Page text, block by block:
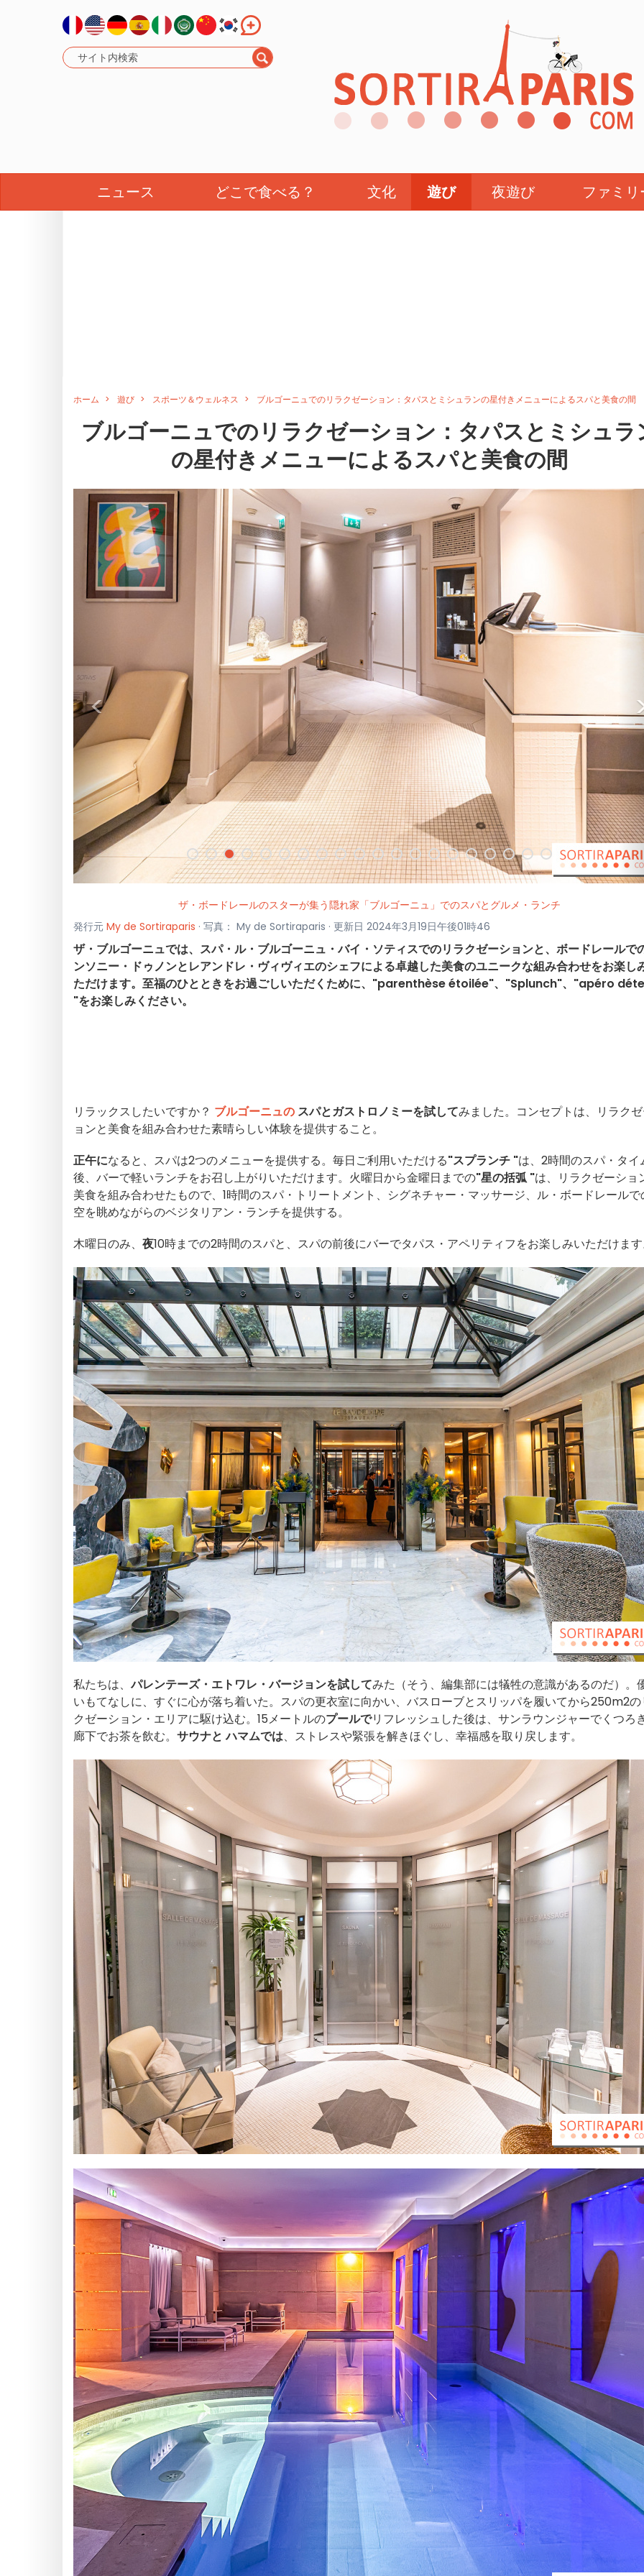
ニュース どこで食べる？ 文化 遊び 夜遊び ファミリ
ホーム 遊び スポーツ＆ウェルネス ブルゴーニュでのリラクゼーション：タパスとミシュランの星付きメニューによるスパと美食の間
ブルゴーニュでのリラクゼーション：タパスとミシュラ
の星付きメニューによるスパと美食の間
<
ザ・ボードレールのスターが集う隠れ家「ブルゴーニュ」でのスパとグルメ・ランチ
発行元 My de Sortiraparis · 写真： My de Sortiraparis · 更新日 2024年3月19日午後01時46
ザ・ブルゴーニュでは、スパ・ル・ブルゴーニュ・バイ・ソティスでのリラクゼーションと、ボードレールで
ンソニー・ドゥノンとレアンドレ・ヴィヴィエのシェフによる卓越した美食のユニークな組み合わせをお楽し
ただけます。至福のひとときをお過ごしいただくために、"parenthèse étoilée"、"Splunch"、"apéro
"をお楽しみください。
リラックスしたいですか？ ブルゴーニュの スパとガストロノミーを試してみました。コンセプトは、リラク
ョンと美食を組み合わせた素晴らしい体験を提供すること。
正午になると、スパは2つのメニューを提供する。毎日ご利用いただける"スプランチ "は、2時間のスパ・タイ
後、バーで軽いランチをお召し上がりいただけます。火曜日から金曜日までの"星の括弧 "は、リラクゼーショ
美食を組み合わせたもので、1時間のスパ・トリートメント、シグネチャー・マッサージ、ル・ボードレールで
空を眺めながらのベジタリアン・ランチを提供する。
木曜日のみ、 夜10時までの2時間のスパと、スパの前後にバーでタパス・アペリティフをお楽しみいただけま
私たちは、パレンテーズ・エトワレ・バージョンを試してみた（そう、編集部には犠牲の意識があるのだ）。
いもてなしに、すぐに心が落ち着いた。スパの更衣室に向かい、バスローブとスリッパを履いてから250m2
クゼーション・エリアに駆け込む。15メートルのプールでリフレッシュした後は、サンラウンジャーでくつろ
廊下でお茶を飲む。 サウナと ハマムでは、ストレスや緊張を解きほぐし、幸福感を取り戻します。